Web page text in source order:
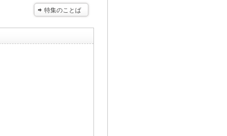
特集のことば